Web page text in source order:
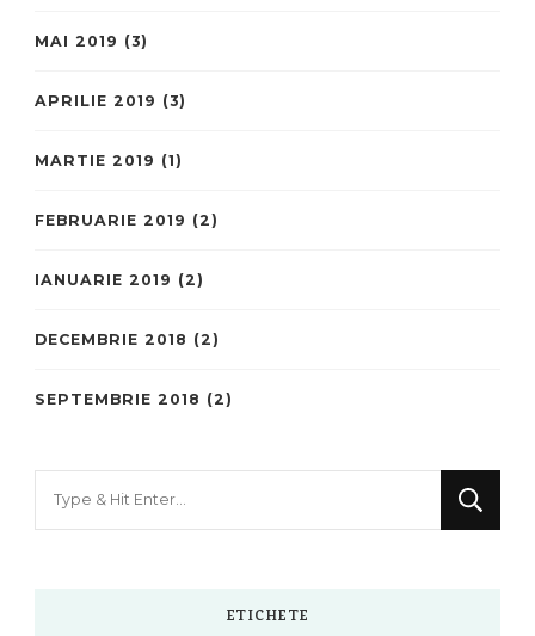
MAI 2019 (3)
APRILIE 2019 (3)
MARTIE 2019 (1)
FEBRUARIE 2019 (2)
IANUARIE 2019 (2)
DECEMBRIE 2018 (2)
SEPTEMBRIE 2018 (2)
ETICHETE